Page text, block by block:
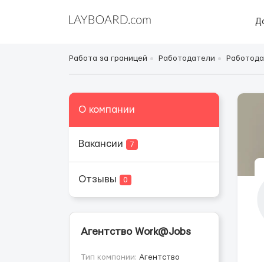
Работа за границей Работодатели
О компании
Вакансии 7
Отзывы 0
Агентство Work@Jobs
Тип компании: Агентство